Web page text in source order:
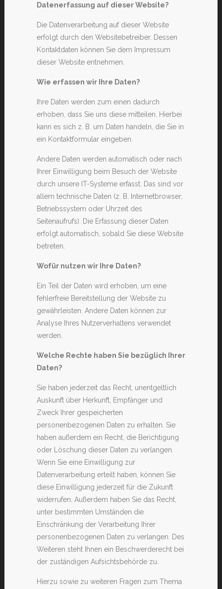
Datenerfassung auf dieser Website?
Die Datenverarbeitung auf dieser Website
erfolgt durch den Websitebetreiber. Dessen
Kontaktdaten können Sie dem Impressum
dieser Website entnehmen.
Wie erfassen wir Ihre Daten?
Ihre Daten werden zum einen dadurch
erhoben, dass Sie uns diese mitteilen. Hierbei
kann es sich z. B. um Daten handeln, die Sie in
ein Kontaktformular eingeben.
Andere Daten werden automatisch oder nach
Ihrer Einwilligung beim Besuch der Website
durch unsere IT-Systeme erfasst. Das sind vor
allem technische Daten (z. B. Internetbrowser,
Betriebssystem oder Uhrzeit des
Seitenaufrufs). Die Erfassung dieser Daten
erfolgt automatisch, sobald Sie diese Website
betreten.
Wofür nutzen wir Ihre Daten?
Ein Teil der Daten wird erhoben, um eine
fehlerfreie Bereitstellung der Website zu
gewährleisten. Andere Daten können zur
Analyse Ihres Nutzerverhaltens verwendet
werden.
Welche Rechte haben Sie bezüglich Ihrer
Daten?
Sie haben jederzeit das Recht, unentgeltlich
Auskunft über Herkunft, Empfänger und
Zweck Ihrer gespeicherten
personenbezogenen Daten zu erhalten. Sie
haben außerdem ein Recht, die Berichtigung
oder Löschung dieser Daten zu verlangen.
Wenn Sie eine Einwilligung zur
Datenverarbeitung erteilt haben, können Sie
diese Einwilligung jederzeit für die Zukunft
widerrufen. Außerdem haben Sie das Recht,
unter bestimmten Umständen die
Einschränkung der Verarbeitung Ihrer
personenbezogenen Daten zu verlangen. Des
Weiteren steht Ihnen ein Beschwerderecht bei
der zuständigen Aufsichtsbehörde zu.
Hierzu sowie zu weiteren Fragen zum Thema